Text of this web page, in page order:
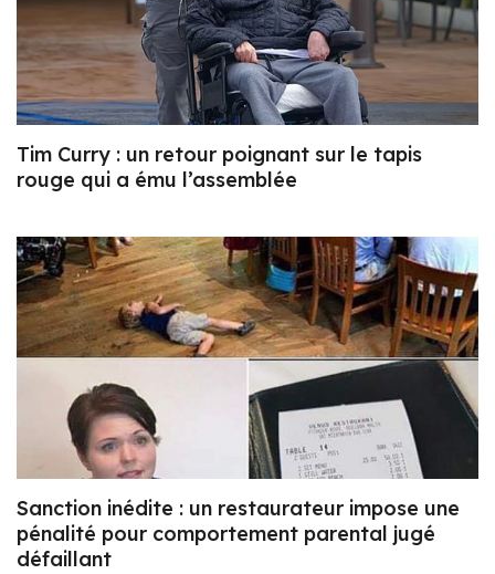
Tim Curry : un retour poignant sur le tapis
rouge qui a ému l’assemblée
Sanction inédite : un restaurateur impose une
pénalité pour comportement parental jugé
défaillant